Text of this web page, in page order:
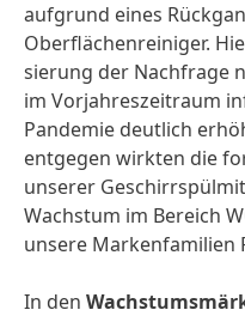
aufgrund eines
Oberflächen­reiniger.
sierung der Nachfrage
im Vorjahres­zeitraum
Pandemie deutlich
entgegen wirkten die
unserer
Wachstum im Bereich
unsere Marken­familien
In den